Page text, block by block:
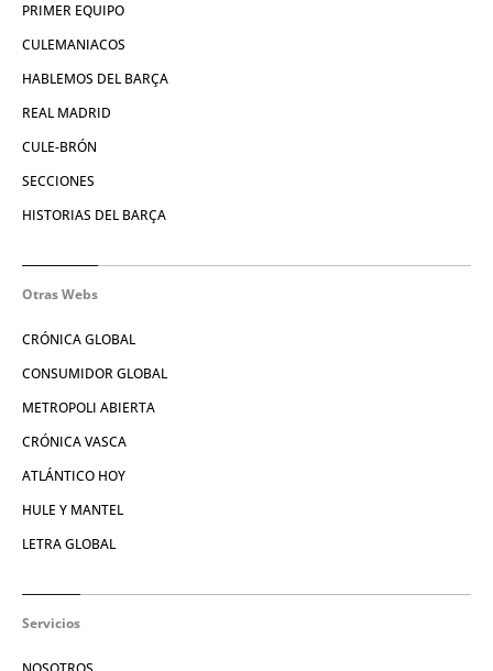
PRIMER EQUIPO
CULEMANIACOS
HABLEMOS DEL BARÇA
REAL MADRID
CULE-BRÓN
SECCIONES
HISTORIAS DEL BARÇA
Otras Webs
CRÓNICA GLOBAL
CONSUMIDOR GLOBAL
METROPOLI ABIERTA
CRÓNICA VASCA
ATLÁNTICO HOY
HULE Y MANTEL
LETRA GLOBAL
Servicios